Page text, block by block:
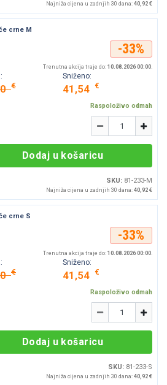
Najniža cijena u zadnjih 30 dana: 40,92 €
crne M
-33%
Trenutna akcija traje do: 10.08.2026 00:00.
€
Sniženo:
41,54 €
Raspoloživo odmah
- +
Dodaj u košaricu
SKU: 81-233-M
Najniža cijena u zadnjih 30 dana: 40,92 €
crne S
-33%
Trenutna akcija traje do: 10.08.2026 00:00.
€
Sniženo:
41,54 €
Raspoloživo odmah
- +
Dodaj u košaricu
SKU: 81-233-S
Najniža cijena u zadnjih 30 dana: 40,92 €